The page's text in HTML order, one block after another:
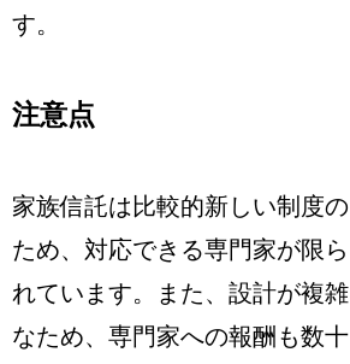
す。
注意点
家族信託は比較的新しい制度の
ため、対応できる専門家が限ら
れています。また、設計が複雑
なため、専門家への報酬も数十